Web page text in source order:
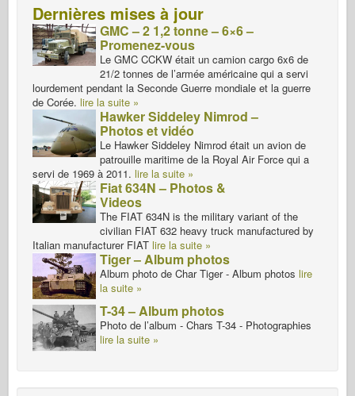
Dernières mises à jour
GMC – 2 1,2 tonne – 6×6 –
Promenez-vous
Le GMC CCKW était un camion cargo 6x6 de
21/2 tonnes de l’armée américaine qui a servi
lourdement pendant la Seconde Guerre mondiale et la guerre
de Corée. lire la suite »
Hawker Siddeley Nimrod –
Photos et vidéo
Le Hawker Siddeley Nimrod était un avion de
patrouille maritime de la Royal Air Force qui a
servi de 1969 à 2011. lire la suite »
Fiat 634N – Photos &
Videos
The FIAT 634N is the military variant of the
civilian FIAT 632 heavy truck manufactured by
Italian manufacturer FIAT lire la suite »
Tiger – Album photos
Album photo de Char Tiger - Album photos lire
la suite »
T-34 – Album photos
Photo de l’album - Chars T-34 - Photographies
lire la suite »